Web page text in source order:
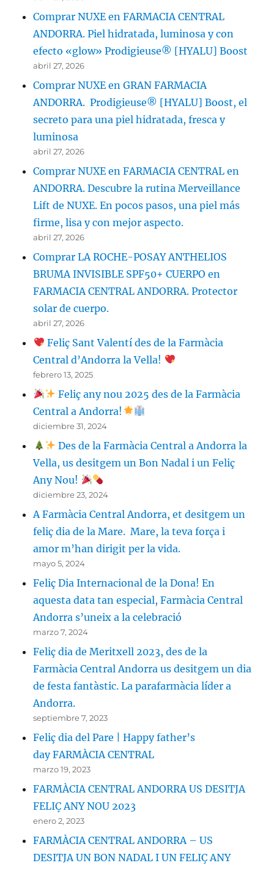
Comprar NUXE en FARMACIA CENTRAL
ANDORRA. Piel hidratada, luminosa y con
efecto «glow» Prodigieuse® [HYALU] Boost
abril 27, 2026
Comprar NUXE en GRAN FARMACIA
ANDORRA. Prodigieuse® [HYALU] Boost, el
secreto para una piel hidratada, fresca y
luminosa
abril 27, 2026
Comprar NUXE en FARMACIA CENTRAL en
ANDORRA. Descubre la rutina Merveillance
Lift de NUXE. En pocos pasos, una piel más
firme, lisa y con mejor aspecto.
abril 27, 2026
Comprar LA ROCHE-POSAY ANTHELIOS
BRUMA INVISIBLE SPF50+ CUERPO en
FARMACIA CENTRAL ANDORRA. Protector
solar de cuerpo.
abril 27, 2026
Feliç Sant Valentí des de la Farmàcia
Central d’Andorra la Vella!
febrero 13, 2025
Feliç any nou 2025 des de la Farmàcia
Central a Andorra!
diciembre 31, 2024
Des de la Farmàcia Central a Andorra la
Vella, us desitgem un Bon Nadal i un Feliç
Any Nou!
diciembre 23, 2024
A Farmàcia Central Andorra, et desitgem un
feliç dia de la Mare. Mare, la teva força i
amor m’han dirigit per la vida.
mayo 5, 2024
Feliç Dia Internacional de la Dona! En
aquesta data tan especial, Farmàcia Central
Andorra s’uneix a la celebració
marzo 7, 2024
Feliç dia de Meritxell 2023, des de la
Farmàcia Central Andorra us desitgem un dia
de festa fantàstic. La parafarmàcia líder a
Andorra.
septiembre 7, 2023
Feliç dia del Pare | Happy father’s
day FARMÀCIA CENTRAL
marzo 19, 2023
FARMÀCIA CENTRAL ANDORRA US DESITJA
FELIÇ ANY NOU 2023
enero 2, 2023
FARMÀCIA CENTRAL ANDORRA – US
DESITJA UN BON NADAL I UN FELIÇ ANY